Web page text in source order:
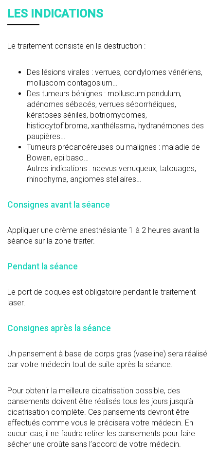
LES INDICATIONS
Le traitement consiste en la destruction :
Des lésions virales : verrues, condylomes vénériens,
molluscom contagosium…
Des tumeurs bénignes : molluscum pendulum,
adénomes sébacés, verrues séborrhéiques,
kératoses séniles, botriomycomes,
histiocytofibrome, xanthélasma, hydranémones des
paupières…
Tumeurs précancéreuses ou malignes : maladie de
Bowen, epi baso…
Autres indications : naevus verruqueux, tatouages,
rhinophyma, angiomes stellaires…
Consignes avant la séance
Appliquer une crème anesthésiante 1 à 2 heures avant la
séance sur la zone traiter.
Pendant la séance
Le port de coques est obligatoire pendant le traitement
laser.
Consignes après la séance
Un pansement à base de corps gras (vaseline) sera réalisé
par votre médecin tout de suite après la séance.
Pour obtenir la meilleure cicatrisation possible, des
pansements doivent être réalisés tous les jours jusqu’à
cicatrisation complète. Ces pansements devront être
effectués comme vous le précisera votre médecin. En
aucun cas, il ne faudra retirer les pansements pour faire
sécher une croûte sans l’accord de votre médecin.